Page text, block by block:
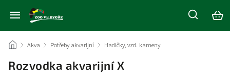
/ Akva / Potřeby akvarijní / Hadičky, vzd. kameny
Rozvodka akvarijní X